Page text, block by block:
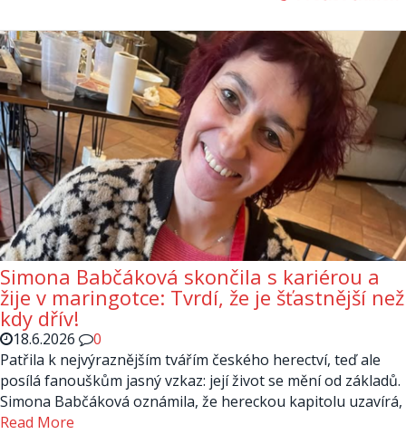
Simona Babčáková skončila s kariérou a
žije v maringotce: Tvrdí, že je šťastnější než
kdy dřív!
18.6.2026
0
Patřila k nejvýraznějším tvářím českého herectví, teď ale
posílá fanouškům jasný vzkaz: její život se mění od základů.
Simona Babčáková oznámila, že hereckou kapitolu uzavírá,
Read More